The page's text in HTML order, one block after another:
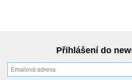
Přihlášení do